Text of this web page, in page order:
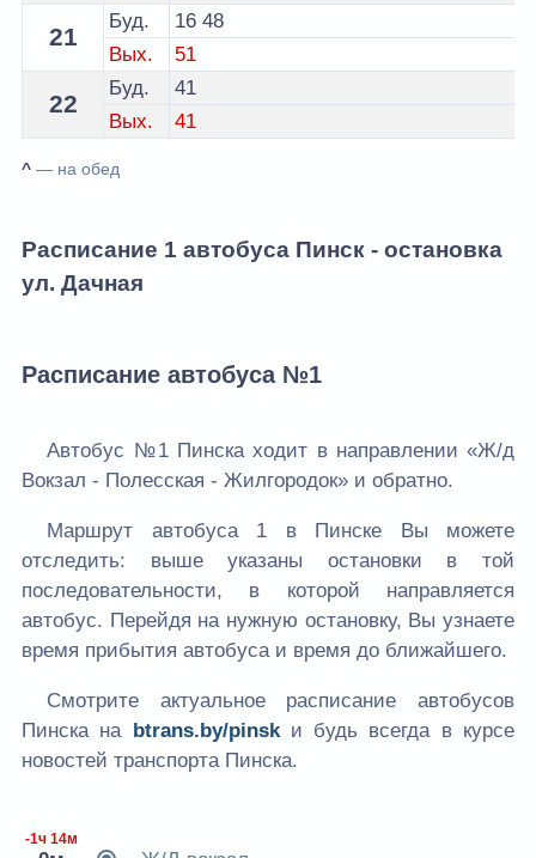
21
Буд. 16 48
Вых.
51
22
Буд.
41
Вых.
41
^ — на обед
Расписание 1 автобуса Пинск - остановка
ул. Дачная
Расписание автобуса №1
Автобус №1 Пинска ходит в направлении «Ж/д
Вокзал - Полесская - Жилгородок» и обратно.
Маршрут автобуса 1 в Пинске Вы можете
отследить: выше указаны остановки в той
последовательности, в которой направляется
автобус. Перейдя на нужную остановку, Вы узнаете
время прибытия автобуса и время до ближайшего.
Смотрите актуальное расписание автобусов
Пинска на
btrans.by/pinskи будь всегда в курсе
новостей транспорта Пинска.
-1ч 14м